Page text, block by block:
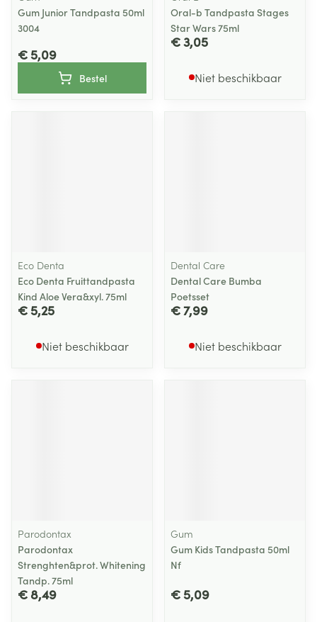
Gum Junior Tandpasta 50ml
3004
€ 5,09
Bestel
Oral-b Tandpasta Stages
Star Wars 75ml
€ 3,05
Niet beschikbaar
Eco Denta
Eco Denta Fruittandpasta
Kind Aloe Vera&xyl. 75ml
€ 5,25
Niet beschikbaar
Dental Care
Dental Care Bumba
Poetsset
€ 7,99
Niet beschikbaar
Parodontax
Parodontax
Strenghten&prot. Whitening
Tandp. 75ml
€ 8,49
Gum
Gum Kids Tandpasta 50ml
Nf
€ 5,09